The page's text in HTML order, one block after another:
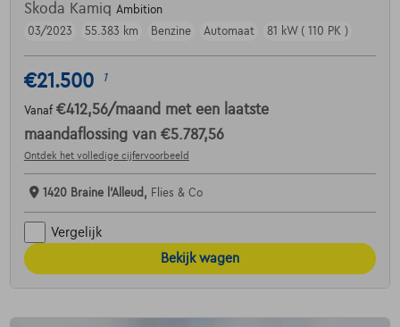
Skoda Kamiq Ambition
03/2023
55.383 km Benzine Automaat 81 kW ( 110 PK )
€21.500 1
Vanaf €412,56/maand met een laatste
maandaflossing van €5.787,56
Ontdek het volledige cijfervoorbeeld
1420 Braine l'Alleud, Flies & Co
Vergelijk
Bekijk wagen